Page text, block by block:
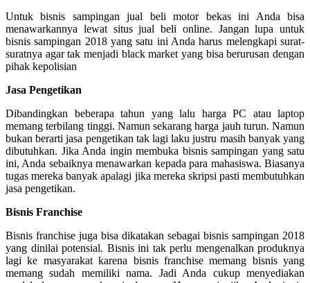
Untuk bisnis sampingan jual beli motor bekas ini Anda bisa
menawarkannya lewat situs jual beli online. Jangan lupa untuk
bisnis sampingan 2018 yang satu ini Anda harus melengkapi surat-
suratnya agar tak menjadi black market yang bisa berurusan dengan
pihak kepolisian
Jasa Pengetikan
Dibandingkan beberapa tahun yang lalu harga PC atau laptop
memang terbilang tinggi. Namun sekarang harga jauh turun. Namun
bukan berarti jasa pengetikan tak lagi laku justru masih banyak yang
dibutuhkan. Jika Anda ingin membuka bisnis sampingan yang satu
ini, Anda sebaiknya menawarkan kepada para mahasiswa. Biasanya
tugas mereka banyak apalagi jika mereka skripsi pasti membutuhkan
jasa pengetikan.
Bisnis Franchise
Bisnis franchise juga bisa dikatakan sebagai bisnis sampingan 2018
yang dinilai potensial. Bisnis ini tak perlu mengenalkan produknya
lagi ke masyarakat karena bisnis franchise memang bisnis yang
memang sudah memiliki nama. Jadi Anda cukup menyediakan